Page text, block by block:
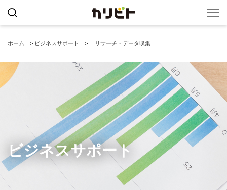
ホーム > ビジネスサポート > リサーチ・データ収集
ビジネスサポート